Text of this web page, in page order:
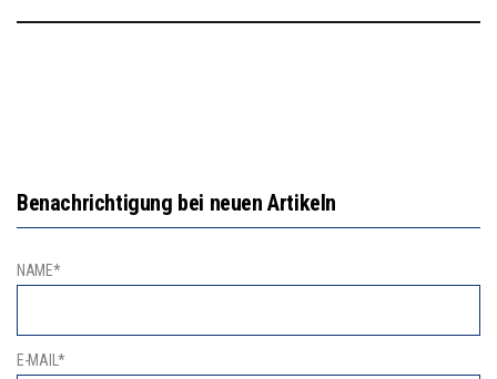
Benachrichtigung bei neuen Artikeln
NAME*
E-MAIL*